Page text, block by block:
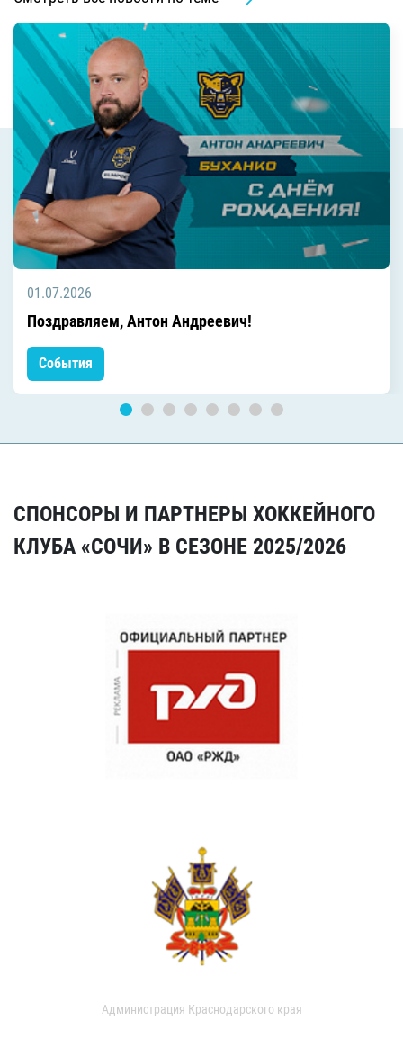
01.07.2026
Поздравляем, Антон Андреевич!
События
СПОНСОРЫ И ПАРТНЕРЫ ХОККЕЙНОГО
КЛУБА «СОЧИ» В СЕЗОНЕ 2025/2026
Администрация Краснодарского края